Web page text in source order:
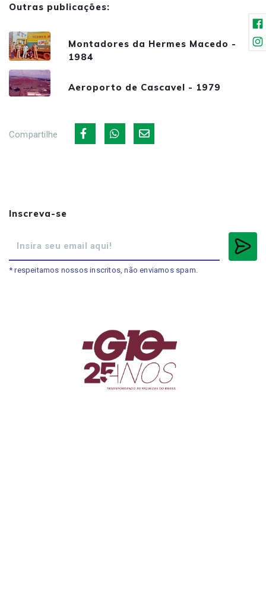
Outras publicações:
Montadores da Hermes Macedo -
1984
Aeroporto de Cascavel - 1979
Compartilhe
Inscreva-se
* respeitamos nossos inscritos, não enviamos spam.